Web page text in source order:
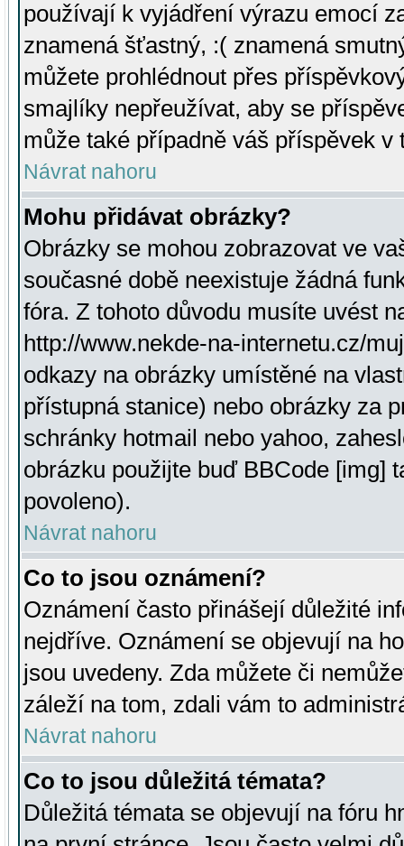
používají k vyjádření výrazu emocí
znamená šťastný, :( znamená
můžete prohlédnout přes
smajlíky nepřeužívat, aby se
může také případně váš příspěvek v
Návrat nahoru
Mohu přidávat obrázky?
Obrázky se mohou zobrazovat ve
současné době neexistuje žádná
fóra. Z tohoto důvodu musíte uvést
http://www.nekde-na-internetu.cz/
odkazy na obrázky umístěné na
přístupná stanice) nebo obrázky za
schránky hotmail nebo yahoo,
obrázku použijte buď BBCode [img]
povoleno).
Návrat nahoru
Co to jsou oznámení?
Oznámení často přinášejí důležité
nejdříve. Oznámení se objevují na
jsou uvedeny. Zda můžete či
záleží na tom, zdali vám to
Návrat nahoru
Co to jsou důležitá témata?
Důležitá témata se objevují na fóru